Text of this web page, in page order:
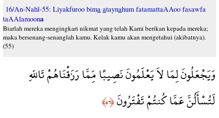
16/An-Nahl-55: Liyakfuroo bima ataynahum fatamattaAAoo fasawfa
taAAlamoona
Biarlah mereka mengingkari nikmat yang telah Kami berikan kepada mereka;
maka bersenang-senanglah kamu. Kelak kamu akan mengetahui (akibatnya).
(55)
وَيَجْعَلُونَ لِمَا لاَ يَعْلَمُونَ نَصِيبًا مِّمَّا رَزَقْنَاهُمْ تَاللّهِ
لَتُسْأَلُنَّ عَمَّا كُنتُمْ تَفْتَرُونَ﴿٥٦﴾